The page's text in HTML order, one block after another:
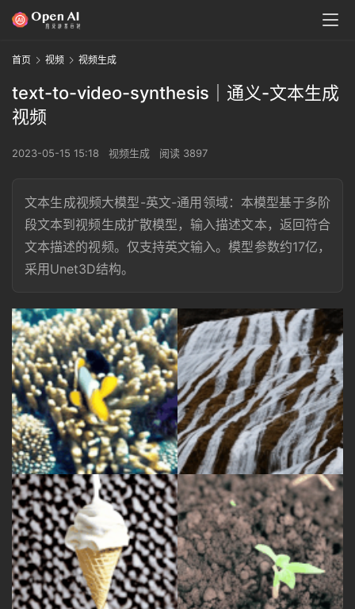
首页 视频 视频生成
text-to-video-synthesis｜通义-文本生成
视频
2023-05-15 15:18 视频生成 阅读 3897
文本生成视频大模型-英文-通用领域：本模型基于多阶
段文本到视频生成扩散模型，输入描述文本，返回符合
文本描述的视频。仅支持英文输入。模型参数约17亿，
采用Unet3D结构。